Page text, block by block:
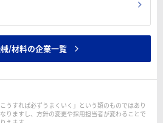
/材料の企業一覧
うすれば必ずうまくいく」という類のものではあり
りますし、方針の変更や採用担当者が変わることで